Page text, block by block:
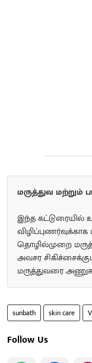
மருத்துவ மற்றும்
இந்த
தொழில்முறை
அவசர
மருத்துவரை
sunbath skin care
Follow Us